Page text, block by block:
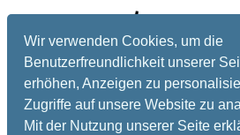
Wir verwenden Cookies, um die
Benutzerfreundlichkeit unserer
erhöhen, Anzeigen zu
Zugriffe auf unsere Website zu
Mit der Nutzung unserer Seite